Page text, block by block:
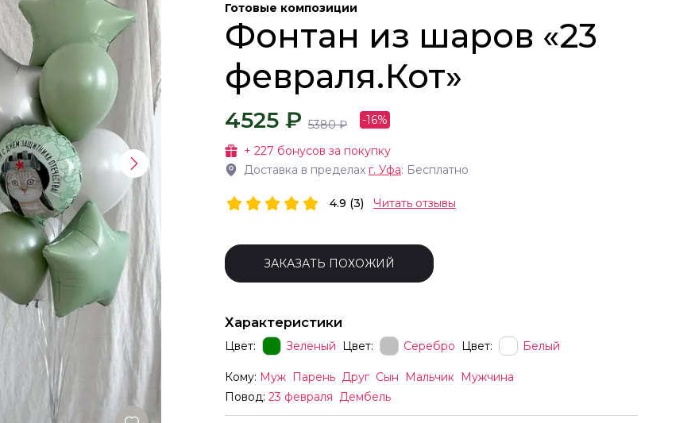
Готовые композиции
Фонтан из шаров «23
февраля.Кот»
4525 ₽ 5380₽ -16%
+ 227 бонусов за покупку
Доставка в пределах г. Уфа: Бесплатно
4.9 (3) Читать отзывы
ЗАКАЗАТЬ ПОХОЖИЙ
Характеристики
Цвет: Зеленый Цвет: Серебро Цвет: Белый
Кому: Муж Парень Друг Сын Мальчик Мужчина
Повод: 23 февраля Дембель